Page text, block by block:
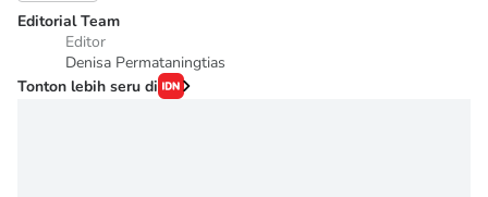
Editorial Team
Editor
Denisa Permataningtias
Tonton lebih seru di